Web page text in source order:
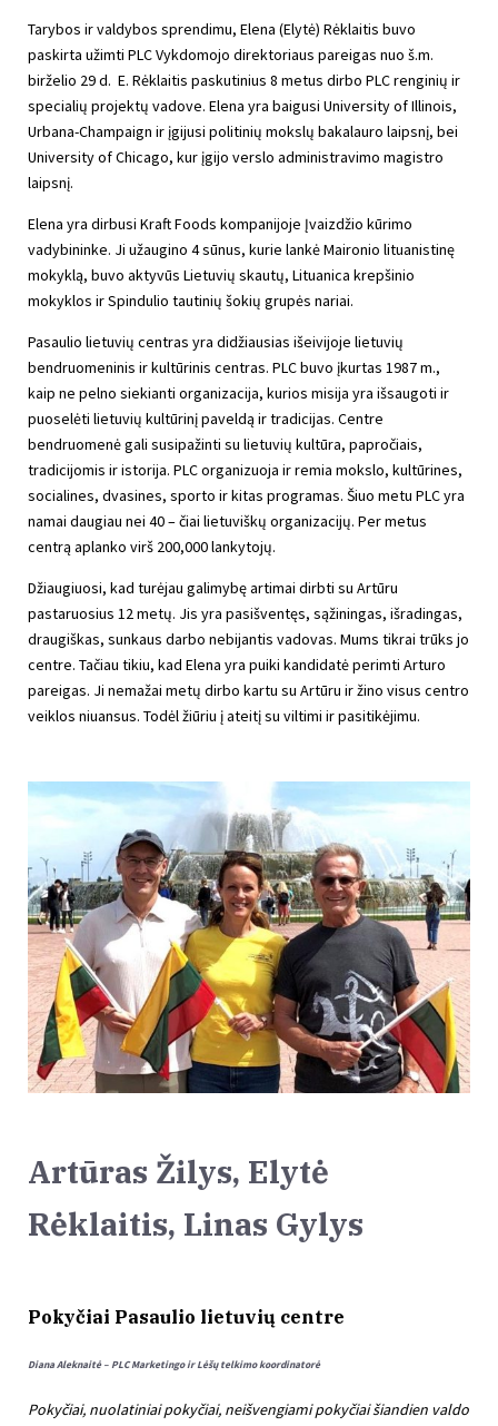
Tarybos ir valdybos sprendimu, Elena (Elytė) Rėklaitis buvo
paskirta užimti PLC Vykdomojo direktoriaus pareigas nuo š.m.
birželio 29 d. E. Rėklaitis paskutinius 8 metus dirbo PLC renginių ir
specialių projektų vadove. Elena yra baigusi University of Illinois,
Urbana-Champaign ir įgijusi politinių mokslų bakalauro laipsnį, bei
University of Chicago, kur įgijo verslo administravimo magistro
laipsnį.
Elena yra dirbusi Kraft Foods kompanijoje Įvaizdžio kūrimo
vadybininke. Ji užaugino 4 sūnus, kurie lankė Maironio lituanistinę
mokyklą, buvo aktyvūs Lietuvių skautų, Lituanica krepšinio
mokyklos ir Spindulio tautinių šokių grupės nariai.
Pasaulio lietuvių centras yra didžiausias išeivijoje lietuvių
bendruomeninis ir kultūrinis centras. PLC buvo įkurtas 1987 m.,
kaip ne pelno siekianti organizacija, kurios misija yra išsaugoti ir
puoselėti lietuvių kultūrinį paveldą ir tradicijas. Centre
bendruomenė gali susipažinti su lietuvių kultūra, papročiais,
tradicijomis ir istorija. PLC organizuoja ir remia mokslo, kultūrines,
socialines, dvasines, sporto ir kitas programas. Šiuo metu PLC yra
namai daugiau nei 40 – čiai lietuviškų organizacijų. Per metus
centrą aplanko virš 200,000 lankytojų.
Džiaugiuosi, kad turėjau galimybę artimai dirbti su Artūru
pastaruosius 12 metų. Jis yra pasišventęs, sąžiningas, išradingas,
draugiškas, sunkaus darbo nebijantis vadovas. Mums tikrai trūks jo
centre. Tačiau tikiu, kad Elena yra puiki kandidatė perimti Arturo
pareigas. Ji nemažai metų dirbo kartu su Artūru ir žino visus centro
veiklos niuansus. Todėl žiūriu į ateitį su viltimi ir pasitikėjimu.
Artūras Žilys, Elytė
Rėklaitis, Linas Gylys
Pokyčiai Pasaulio lietuvių centre
Diana Aleknaitė – PLC Marketingo ir Lėšų telkimo koordinatorė
Pokyčiai, nuolatiniai pokyčiai, neišvengiami pokyčiai šiandien valdo